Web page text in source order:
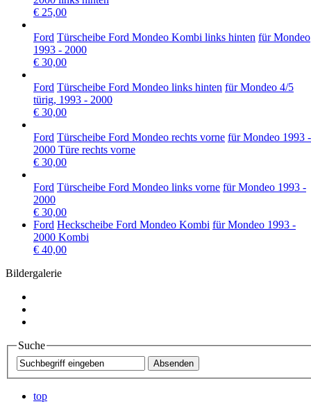
€ 25,00
Ford Türscheibe Ford Mondeo Kombi links hinten für Mondeo
1993 - 2000
€ 30,00
Ford Türscheibe Ford Mondeo links hinten für Mondeo 4/5
türig, 1993 - 2000
€ 30,00
Ford Türscheibe Ford Mondeo rechts vorne für Mondeo 1993 -
2000 Türe rechts vorne
€ 30,00
Ford Türscheibe Ford Mondeo links vorne für Mondeo 1993 -
2000
€ 30,00
Ford Heckscheibe Ford Mondeo Kombi für Mondeo 1993 -
2000 Kombi
€ 40,00
Bildergalerie
Suche
top